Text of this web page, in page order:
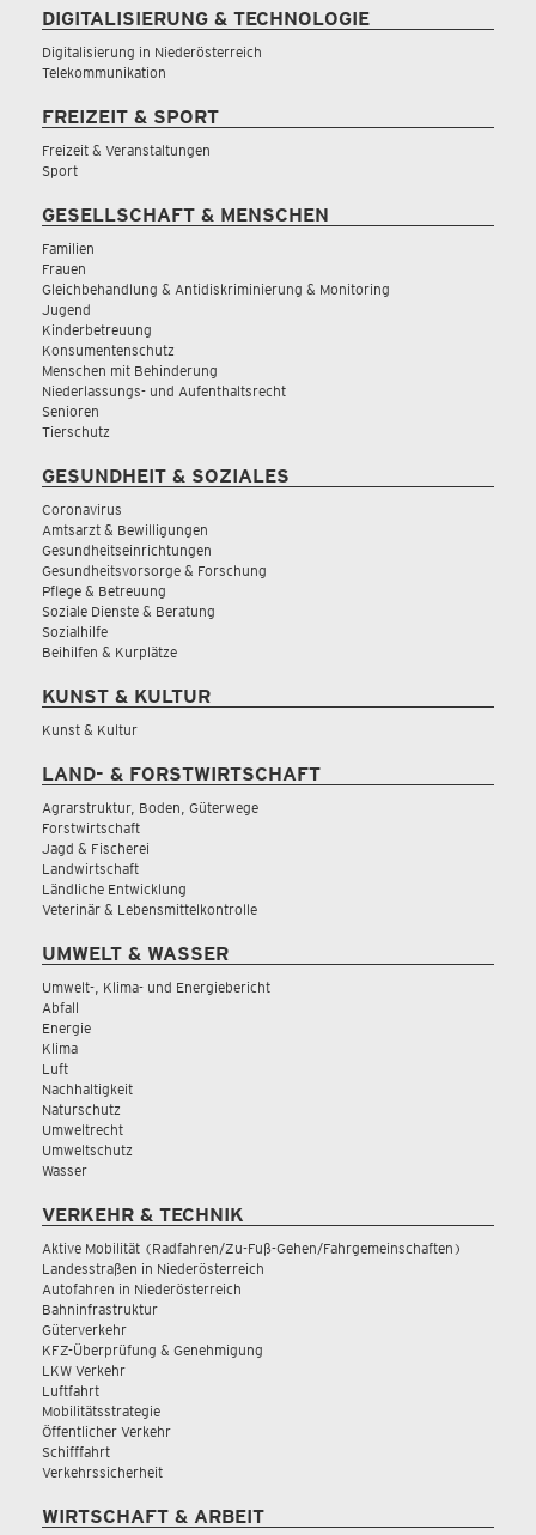
DIGITALISIERUNG & TECHNOLOGIE
Digitalisierung in Niederösterreich
Telekommunikation
FREIZEIT & SPORT
Freizeit & Veranstaltungen
Sport
GESELLSCHAFT & MENSCHEN
Familien
Frauen
Gleichbehandlung & Antidiskriminierung & Monitoring
Jugend
Kinderbetreuung
Konsumentenschutz
Menschen mit Behinderung
Niederlassungs- und Aufenthaltsrecht
Senioren
Tierschutz
GESUNDHEIT & SOZIALES
Coronavirus
Amtsarzt & Bewilligungen
Gesundheitseinrichtungen
Gesundheitsvorsorge & Forschung
Pflege & Betreuung
Soziale Dienste & Beratung
Sozialhilfe
Beihilfen & Kurplätze
KUNST & KULTUR
Kunst & Kultur
LAND- & FORSTWIRTSCHAFT
Agrarstruktur, Boden, Güterwege
Forstwirtschaft
Jagd & Fischerei
Landwirtschaft
Ländliche Entwicklung
Veterinär & Lebensmittelkontrolle
UMWELT & WASSER
Umwelt-, Klima- und Energiebericht
Abfall
Energie
Klima
Luft
Nachhaltigkeit
Naturschutz
Umweltrecht
Umweltschutz
Wasser
VERKEHR & TECHNIK
Aktive Mobilität (Radfahren/Zu-Fuß-Gehen/Fahrgemeinschaften)
Landesstraßen in Niederösterreich
Autofahren in Niederösterreich
Bahninfrastruktur
Güterverkehr
KFZ-Überprüfung & Genehmigung
LKW Verkehr
Luftfahrt
Mobilitätsstrategie
Öffentlicher Verkehr
Schifffahrt
Verkehrssicherheit
WIRTSCHAFT & ARBEIT